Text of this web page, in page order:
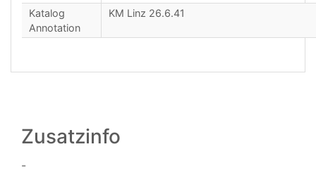
Katalog
Annotation
KM Linz 26.6.41
Zusatzinfo
-